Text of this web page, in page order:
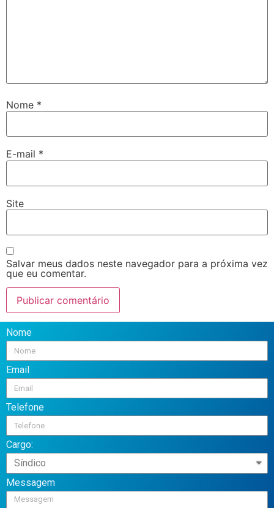
Nome *
E-mail *
Site
Salvar meus dados neste navegador para a próxima vez
que eu comentar.
Nome
Email
Telefone
Cargo:
Messagem